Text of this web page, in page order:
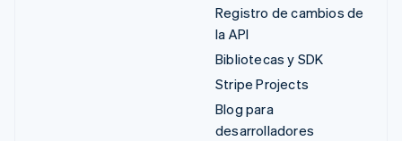
Registro de cambios de
la API
Bibliotecas y SDK
Stripe Projects
Blog para
desarrolladores